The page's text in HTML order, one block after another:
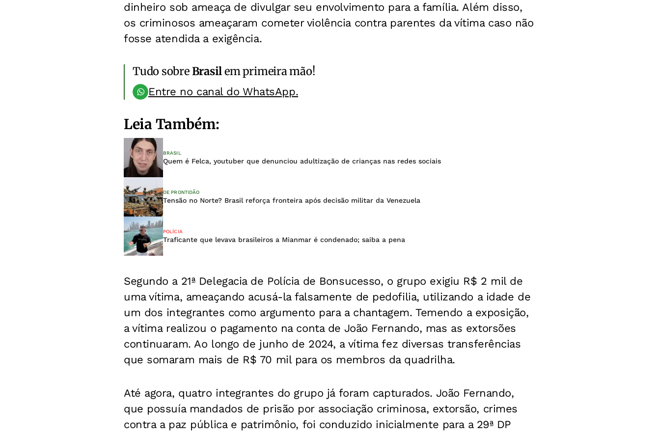
dinheiro sob ameaça de divulgar seu envolvimento para a família. Além disso,
os criminosos ameaçaram cometer violência contra parentes da vítima caso não
fosse atendida a exigência.
Tudo sobreBrasilem primeira mão!
Entre no canal do WhatsApp.
Leia Também:
BRASIL
Quem é Felca, youtuber que denunciou adultização de crianças nas redes sociais
DE PRONTIDÃO
Tensão no Norte? Brasil reforça fronteira após decisão militar da Venezuela
POLÍCIA
Traficante que levava brasileiros a Mianmar é condenado; saiba a pena
Segundo a 21ª Delegacia de Polícia de Bonsucesso, o grupo exigiu R$ 2 mil de
uma vítima, ameaçando acusá-la falsamente de pedofilia, utilizando a idade de
um dos integrantes como argumento para a chantagem. Temendo a exposição,
a vítima realizou o pagamento na conta de João Fernando, mas as extorsões
continuaram. Ao longo de junho de 2024, a vítima fez diversas transferências
que somaram mais de R$ 70 mil para os membros da quadrilha.
Até agora, quatro integrantes do grupo já foram capturados. João Fernando,
que possuía mandados de prisão por associação criminosa, extorsão, crimes
contra a paz pública e patrimônio, foi conduzido inicialmente para a 29ª DP